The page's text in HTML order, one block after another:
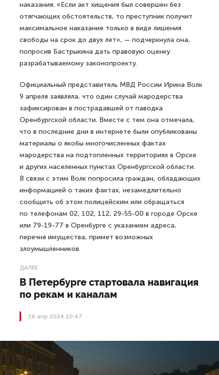
наказания. «Если акт хищения был совершен без
отягчающих обстоятельств, то преступник получит
максимальное наказание только в виде лишения
свободы на срок до двух лет», — подчеркнула она,
попросив Бастрыкина дать правовую оценку
разрабатываемому законопроекту.
Официальный представитель МВД России Ирина Волк
9 апреля заявляла, что один случай мародерства
зафиксирован в пострадавшей от паводка
Оренбургской области. Вместе с тем она отмечала,
что в последние дни в интернете были опубликованы
материалы о якобы многочисленных фактах
мародерства на подтопленных территориях в Орске
и других населенных пунктах Оренбургской области.
В связи с этим Волк попросила граждан, обладающих
информацией о таких фактах, незамедлительно
сообщить об этом полицейским или обращаться
по телефонам 02, 102, 112, 29-55-00 в городе Орске
или 79-19-77 в Оренбурге с указанием адреса,
перечня имущества, примет возможных
злоумышленников.
ДАЛЕЕ
В Петербурге стартовала навигация
по рекам и каналам
16 апр 2024 10:47